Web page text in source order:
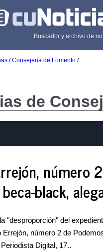
Buscador y archivo de
/Consejería de Fomento /
de
número
black,
"desproporción" del
Errejón, número 2 de
Digital, 17..